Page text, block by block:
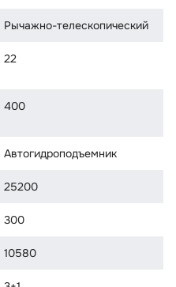
Рычажно-телескопический
22
400
Автогидроподъемник
25200
300
10580